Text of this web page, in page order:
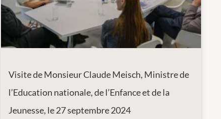
Visite de Monsieur Claude Meisch, Ministre de
l’Education nationale, de l’Enfance et de la
Jeunesse, le 27 septembre 2024